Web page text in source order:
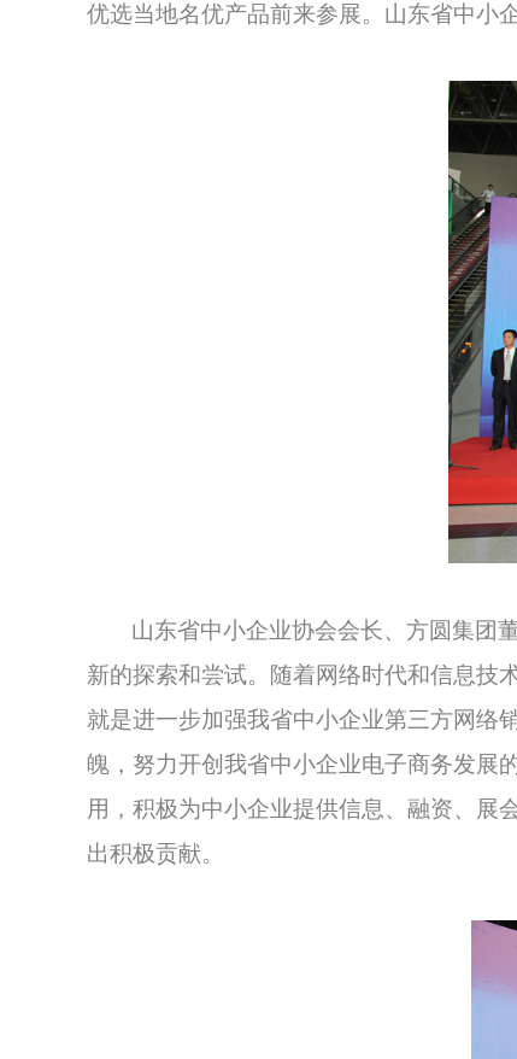
优选当地名优产品前来参展。 山东省中小
山东省中小企业协会会长、方圆集团
新的探索和尝试。随着网络时代和信息技
就是进一步加强我省中小企业第三方网络
魄，努力开创我省中小企业电子商务发展
用，积极为中小企业提供信息、融资、展
出积极贡献。